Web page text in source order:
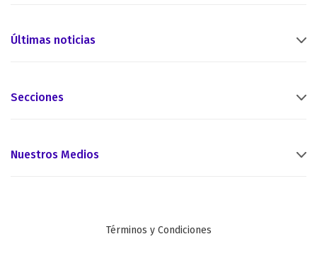
Últimas noticias
Secciones
Nuestros Medios
Términos y Condiciones